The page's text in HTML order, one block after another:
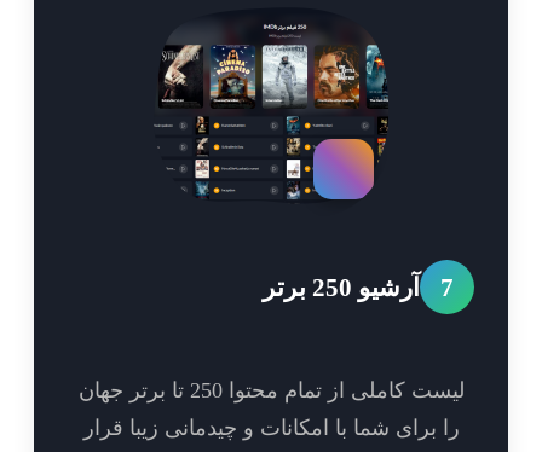
آرشیو 250 برتر
لیست کاملی از تمام محتوا 250 تا برتر جهان
برای شما با امکانات و چیدمانی زیبا قرار